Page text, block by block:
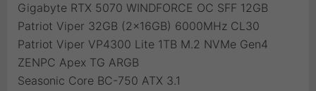
Gigabyte RTX 5070 WINDFORCE OC SFF 12GB
Patriot Viper 32GB (2x16GB) 6000MHz CL30
Patriot Viper VP4300 Lite 1TB M.2 NVMe Gen4
ZENPC Apex TG ARGB
Seasonic Core BC-750 ATX 3.1